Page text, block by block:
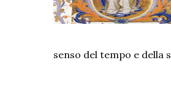
senso del tempo e della